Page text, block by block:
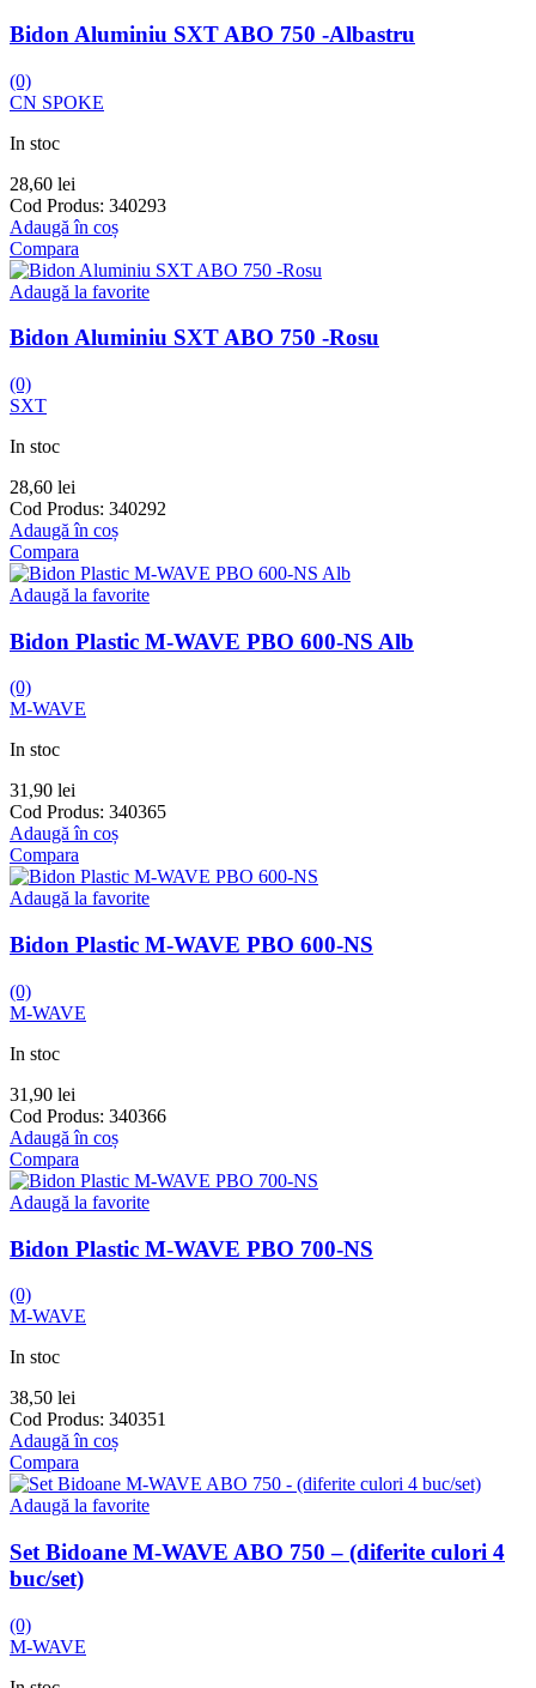
Bidon Aluminiu SXT ABO 750 -Albastru
(0)
CN SPOKE
In stoc
28,60 lei
Cod Produs: 340293
Adaugă în coș
Compara
Adaugă la favorite
Bidon Aluminiu SXT ABO 750 -Rosu
(0)
SXT
In stoc
28,60 lei
Cod Produs: 340292
Adaugă în coș
Compara
Adaugă la favorite
Bidon Plastic M-WAVE PBO 600-NS Alb
(0)
M-WAVE
In stoc
31,90 lei
Cod Produs: 340365
Adaugă în coș
Compara
Adaugă la favorite
Bidon Plastic M-WAVE PBO 600-NS
(0)
M-WAVE
In stoc
31,90 lei
Cod Produs: 340366
Adaugă în coș
Compara
Adaugă la favorite
Bidon Plastic M-WAVE PBO 700-NS
(0)
M-WAVE
In stoc
38,50 lei
Cod Produs: 340351
Adaugă în coș
Compara
Adaugă la favorite
Set Bidoane M-WAVE ABO 750 – (diferite culori 4
buc/set)
(0)
M-WAVE